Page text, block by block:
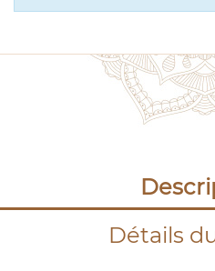
Détails